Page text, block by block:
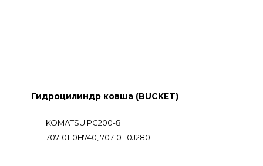
Гидроцилиндр ковша (BUCKET)
KOMATSU PC200-8
707-01-0H740, 707-01-0J280